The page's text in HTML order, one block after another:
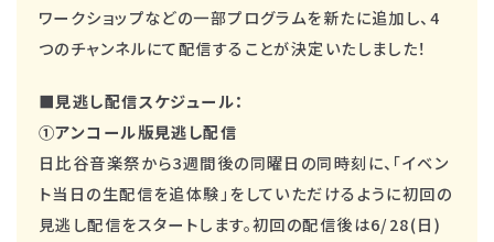
ワークショップなどの一部プログラムを新たに追加し、4
つのチャンネルにて配信することが決定いたしました！
■見逃し配信スケジュール：
①アンコール版見逃し配信
日比谷音楽祭から3週間後の同曜日の同時刻に、「イベン
ト当日の生配信を追体験」をしていただけるように初回の
見逃し配信をスタートします。初回の配信後は6/28(日)